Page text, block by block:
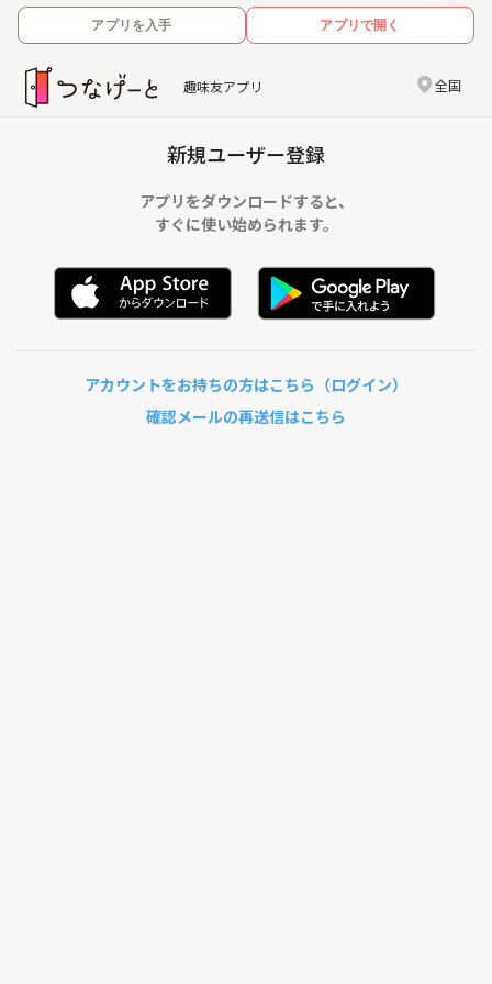
アプリを入手 アプリで開く
趣味友アプリ 全国
新規ユーザー登録
アプリをダウンロードすると、
すぐに使い始められます。
アカウントをお持ちの方はこちら（ログイン）
確認メールの再送信はこちら